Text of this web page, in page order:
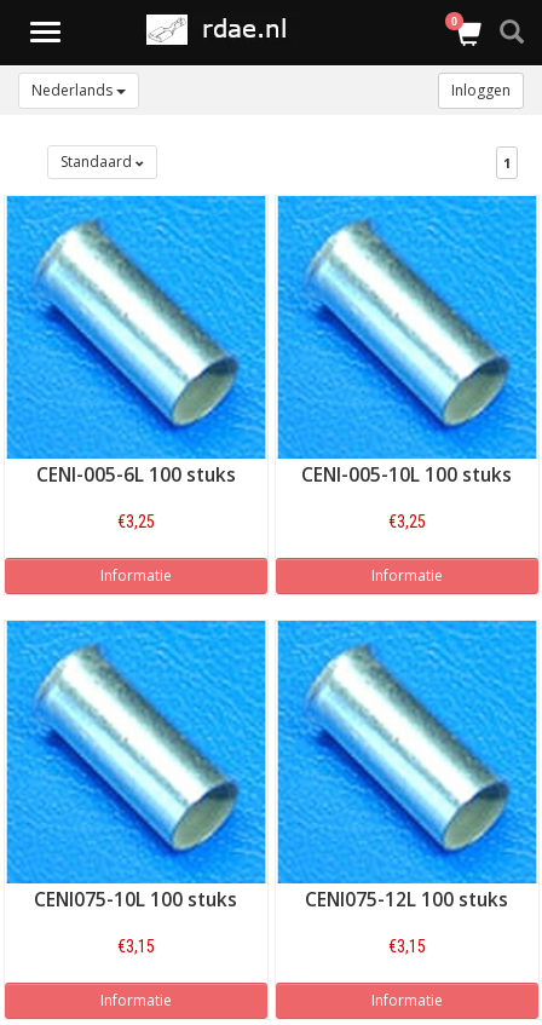
Toggle
0
Nederlands Inloggen
Standaard 1
CENI-005-6L 100 stuks
€3,25
Informatie
CENI-005-10L 100 stuks
€3,25
Informatie
CENI075-10L 100 stuks
€3,15
Informatie
CENI075-12L 100 stuks
€3,15
Informatie